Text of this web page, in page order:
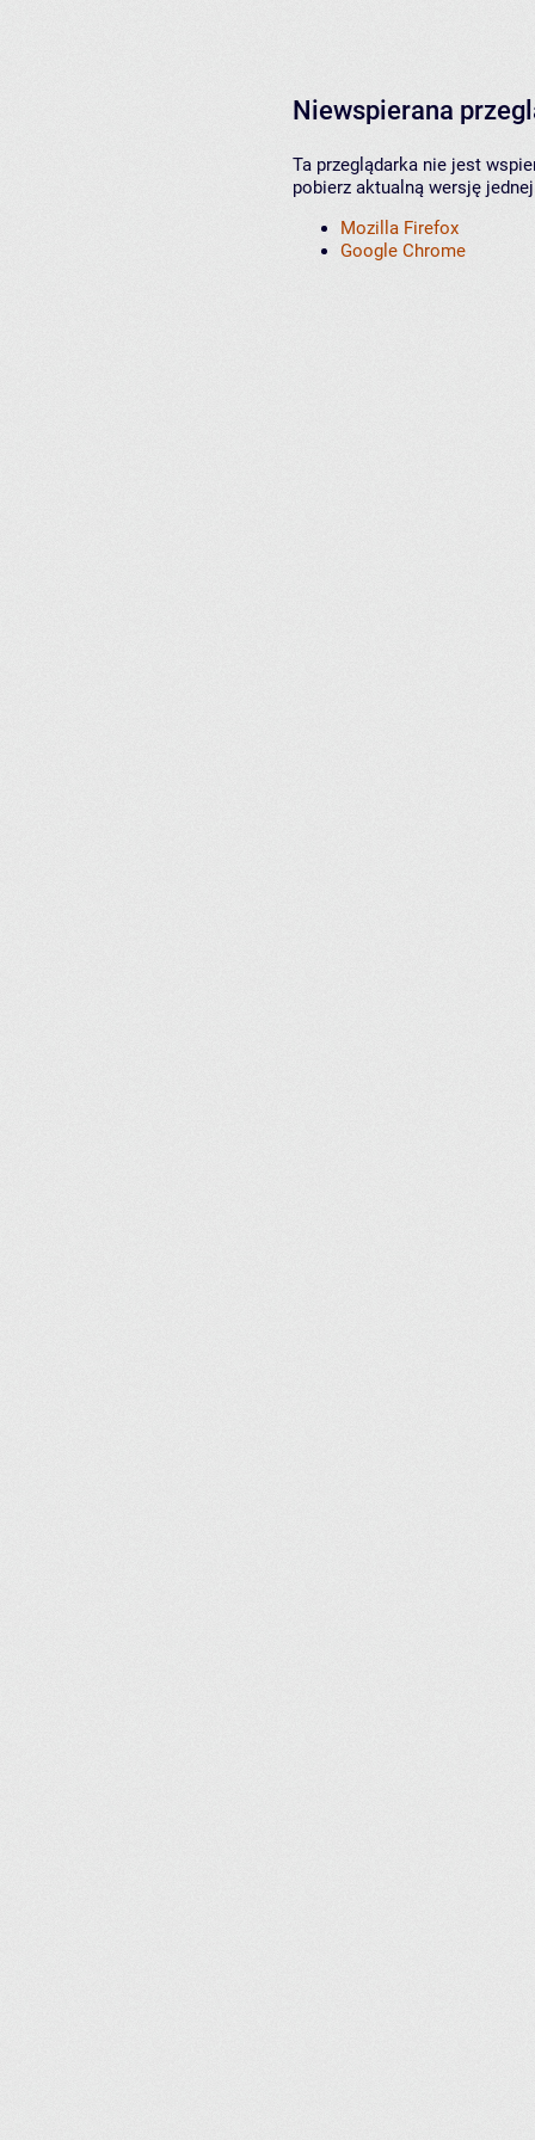
Niewspierana
Ta przeglądarka nie jest
pobierz aktualną wersję
Mozilla Firefox
Google Chrome